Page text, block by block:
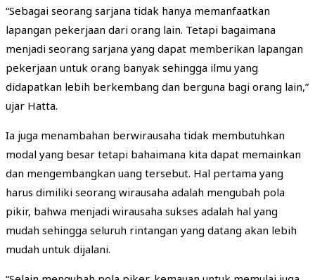
“Sebagai seorang sarjana tidak hanya memanfaatkan
lapangan pekerjaan dari orang lain. Tetapi bagaimana
menjadi seorang sarjana yang dapat memberikan lapangan
pekerjaan untuk orang banyak sehingga ilmu yang
didapatkan lebih berkembang dan berguna bagi orang lain,”
ujar Hatta.
Ia juga menambahan berwirausaha tidak membutuhkan
modal yang besar tetapi bahaimana kita dapat memainkan
dan mengembangkan uang tersebut. Hal pertama yang
harus dimiliki seorang wirausaha adalah mengubah pola
pikir, bahwa menjadi wirausaha sukses adalah hal yang
mudah sehingga seluruh rintangan yang datang akan lebih
mudah untuk dijalani.